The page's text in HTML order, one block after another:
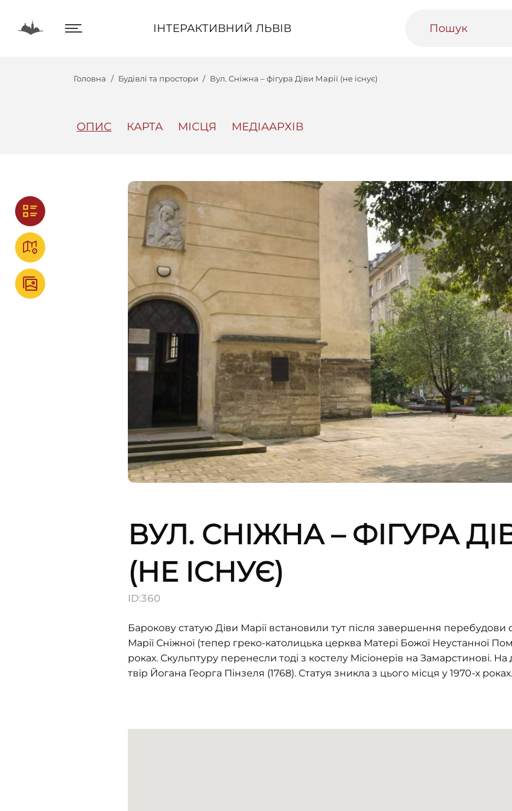
ІНТЕРАКТИВНИЙ ЛЬВІВ
ІНТЕРАКТИВНИЙ ЛЬВІВ
Головна Будівлі та простори Вул. Сніжна – фігура Діви Марії (не існує)
ОПИС КАРТА МІСЦЯ МЕДІААРХІВ
ВУЛ. СНІЖНА – ФІГУРА
(НЕ ІСНУЄ)
ID:360
Барокову статую Діви Марії встановили тут після завершення перебудови
Марії Сніжної (тепер греко-католицька церква Матері Божої Неустанної
роках. Скульптуру перенесли тоді з костелу Місіонерів на Замарстинові.
твір Йогана Георга Пінзеля (1768). Статуя зникла з цього місця у 1970-х роках.